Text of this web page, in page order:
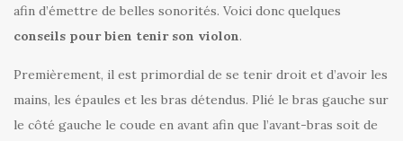
afin d’émettre de belles sonorités. Voici donc quelques
conseils pour bien tenir son violon.
Premièrement, il est primordial de se tenir droit et d’avoir les
mains, les épaules et les bras détendus. Plié le bras gauche sur
le côté gauche le coude en avant afin que l’avant-bras soit de